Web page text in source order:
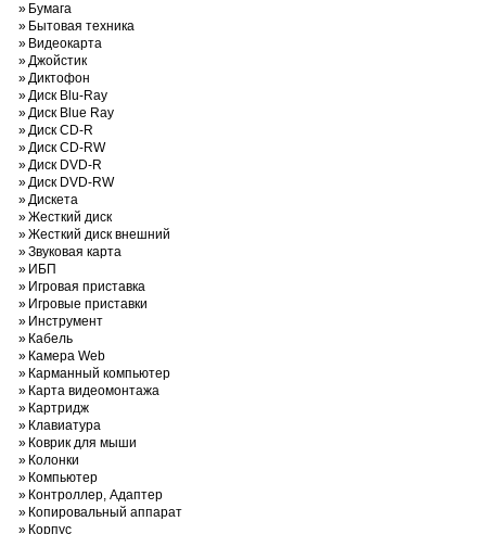
» Бумага
» Бытовая техника
» Видеокарта
»Джойстик
»Диктофон
»Диск Blu-Ray
»Диск Blue Ray
»Диск CD-R
»Диск CD-RW
»Диск DVD-R
»Диск DVD-RW
»Дискета
»Жесткий диск
»Жесткий диск внешний
»Звуковая карта
» ИБП
» Игровая приставка
» Игровые приставки
» Инструмент
» Кабель
» Камера Web
» Карманный компьютер
» Карта видеомонтажа
» Картридж
» Клавиатура
» Коврик для мыши
» Колонки
» Компьютер
» Контроллер, Адаптер
» Копировальный аппарат
» Корпус